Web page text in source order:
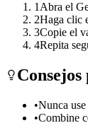
1Abra el
2Haga clic
3Copie el
4Repita
•Nunca
•Combine